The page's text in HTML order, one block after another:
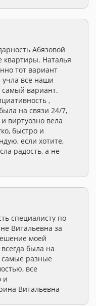
Абязовой
квартиры. Наталья
тот вариант
учла все наши
вариант.
,
на связи 24/7,
виртуозно вела
быстро и
если хотите,
радость, а не
специалисту по
Витальевна за
моей
была на
самые разные
все
и
Витальевна